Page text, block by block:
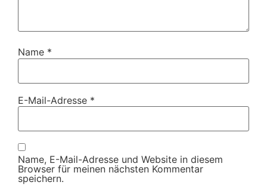
Name *
E-Mail-Adresse *
Name, E-Mail-Adresse und Website in diesem
Browser für meinen nächsten Kommentar
speichern.